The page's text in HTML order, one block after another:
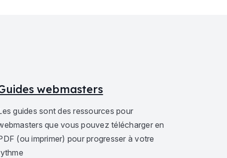
webmasters
guides sont des ressources pour
que vous pouvez télécharger en
(ou imprimer) pour progresser à votre